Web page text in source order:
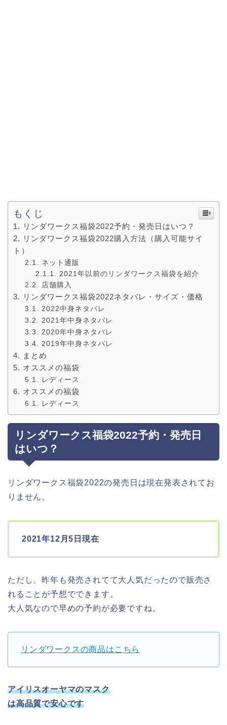
もくじ
リンダワークス福袋2022予約・発売日はいつ？
リンダワークス福袋2022購入方法（購入可能サイ
ト）
ネット通販
2021年以前のリンダワークス福袋を紹介
店舗購入
リンダワークス福袋2022ネタバレ・サイズ・価格
2022中身ネタバレ
2021年中身ネタバレ
2020年中身ネタバレ
2019年中身ネタバレ
まとめ
オススメの福袋
レディース
オススメの福袋
レディース
リンダワークス福袋2022予約・発売日
はいつ？
リンダワークス福袋2022の発売日は現在発表されてお
りません。
2021年12月5日現在
ただし、昨年も発売されてて大人気だったので販売さ
れることが予想でできます。
大人気なので早めの予約が必要ですね。
リンダワークスの商品はこちら
アイリスオーヤマのマスク
は高品質で安心です